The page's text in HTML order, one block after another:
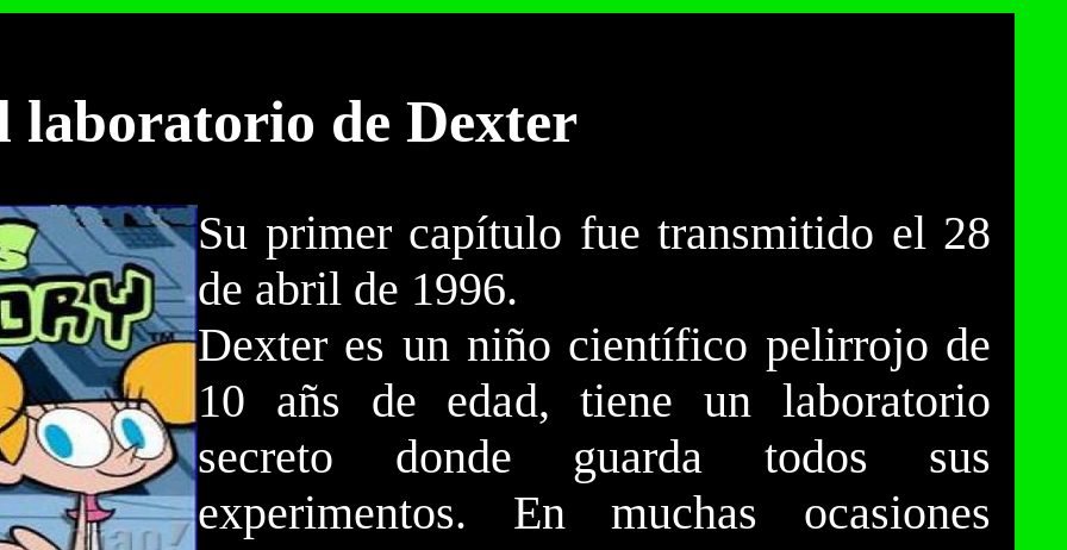
laboratorio de Dexter
Su primer capítulo fue transmitido el 28
de abril de 1996.
Dexter es un niño científico pelirrojo de
10 añs de edad, tiene un laboratorio
secreto donde guarda todos sus
experimentos. En muchas ocasiones